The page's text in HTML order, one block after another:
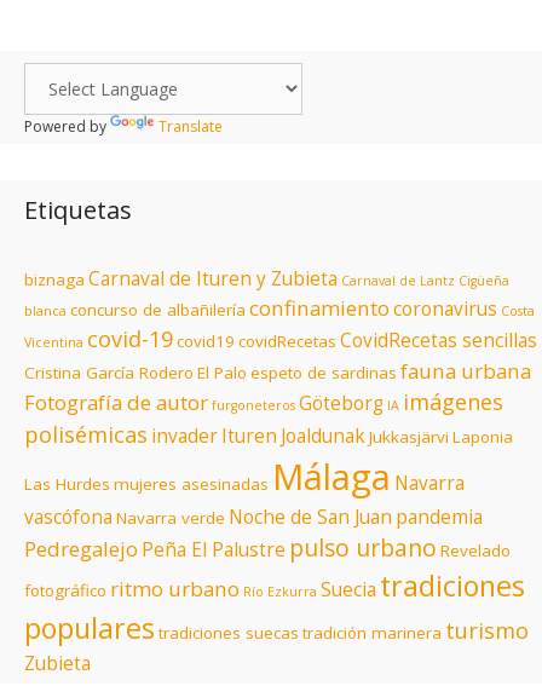
Powered by Translate
Etiquetas
biznaga Carnaval de Ituren y Zubieta Carnaval de Lantz Cigüeña
blanca concurso de albañilería confinamientocoronavirus Costa
Vicentina covid-19covid19 covidRecetas CovidRecetas sencillas
Cristina García Rodero El Palo espeto de sardinas fauna urbana
Fotografía de autor furgoneteros Göteborg IA imágenes
polisémicas invaderIturen JoaldunakJukkasjärvi Laponia
Las Hurdes mujeres asesinadas Málaga Navarra
vascófona Navarra verde Noche de San Juan pandemia
Pedregalejo Peña El Palustre pulso urbano Revelado
fotográfico ritmo urbano Río Ezkurra Suecia tradiciones
populares tradiciones suecas tradición marinera turismo
Zubieta